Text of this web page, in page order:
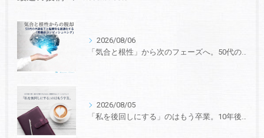
2026/08/06
「気合と根性」から次のフェーズへ。50代の“代謝低下と脳疲労”を最適化する、戦略的コンディショニング
2026/08/05
「私を後回しにする」のはもう卒業。10年後も第一線で活躍するための、戦略的セルフ・マネジメント